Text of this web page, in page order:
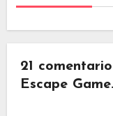
21
Escape